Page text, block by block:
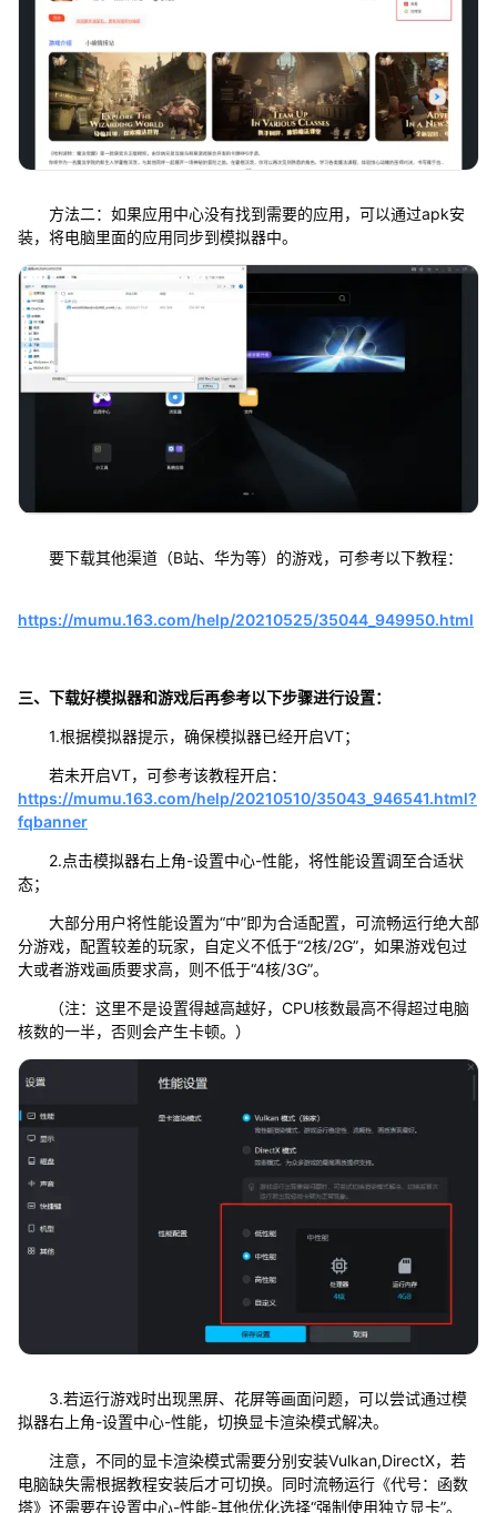
方法二：如果应用中心没有找到需要的应用，可以通过apk安
装，将电脑里面的应用同步到模拟器中。
要下载其他渠道（B站、华为等）的游戏，可参考以下教程：
https://mumu.163.com/help/20210525/35044_949950.html
三、下载好模拟器和游戏后再参考以下步骤进行设置：
1.根据模拟器提示，确保模拟器已经开启VT；
若未开启VT，可参考该教程开启：
https://mumu.163.com/help/20210510/35043_946541.html?
fqbanner
2.点击模拟器右上角-设置中心-性能，将性能设置调至合适状
态；
大部分用户将性能设置为“中”即为合适配置，可流畅运行绝大部
分游戏，配置较差的玩家，自定义不低于“2核/2G”，如果游戏包过
大或者游戏画质要求高，则不低于“4核/3G”。
（注：这里不是设置得越高越好，CPU核数最高不得超过电脑
核数的一半，否则会产生卡顿。）
3.若运行游戏时出现黑屏、花屏等画面问题，可以尝试通过模
拟器右上角-设置中心-性能，切换显卡渲染模式解决。
注意，不同的显卡渲染模式需要分别安装Vulkan,DirectX，若
电脑缺失需根据教程安装后才可切换。同时流畅运行《代号：函数
塔》还需要在设置中心-性能-其他优化选择“强制使用独立显卡”。